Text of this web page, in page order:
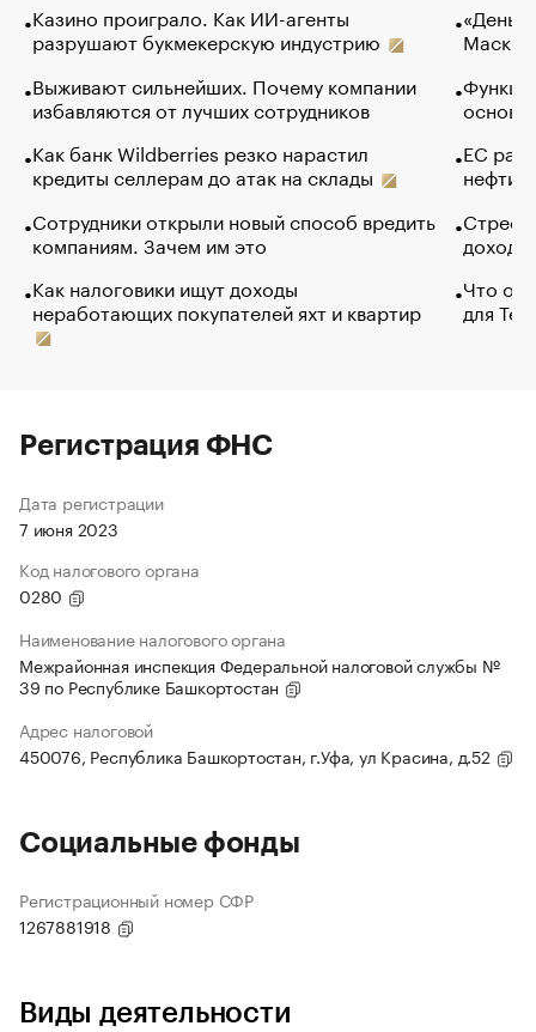
Казино проиграло. Как ИИ-агенты
разрушают букмекерскую индустрию
Выживают сильнейших. Почему компании
избавляются от лучших сотрудников
Как банк Wildberries резко нарастил
кредиты селлерам до атак на склады
Сотрудники открыли новый способ вредить
компаниям. Зачем им это
Как налоговики ищут доходы
неработающих покупателей яхт и квартир
Маск в
основ
ЕС
нефти
Что
для
Регистрация ФНС
Дата регистрации
7 июня 2023
Код налогового органа
0280
Наименование налогового органа
Межрайонная инспекция Федеральной налоговой службы №
39 по Республике Башкортостан
Адрес налоговой
450076, Республика Башкортостан, г.Уфа, ул Красина, д.52
Социальные фонды
Регистрационный номер СФР
1267881918
Виды деятельности